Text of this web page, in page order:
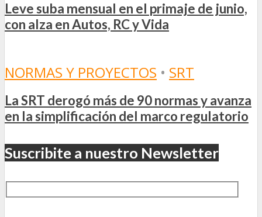
Leve suba mensual en el primaje de junio,
con alza en Autos, RC y Vida
NORMAS Y PROYECTOS • SRT
La SRT derogó más de 90 normas y avanza
en la simplificación del marco regulatorio
Suscribite a nuestro Newsletter